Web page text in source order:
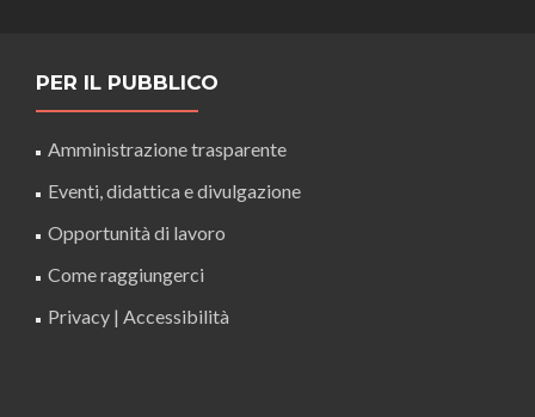
PER IL PUBBLICO
Amministrazione trasparente
Eventi, didattica e divulgazione
Opportunità di lavoro
Come raggiungerci
Privacy | Accessibilità